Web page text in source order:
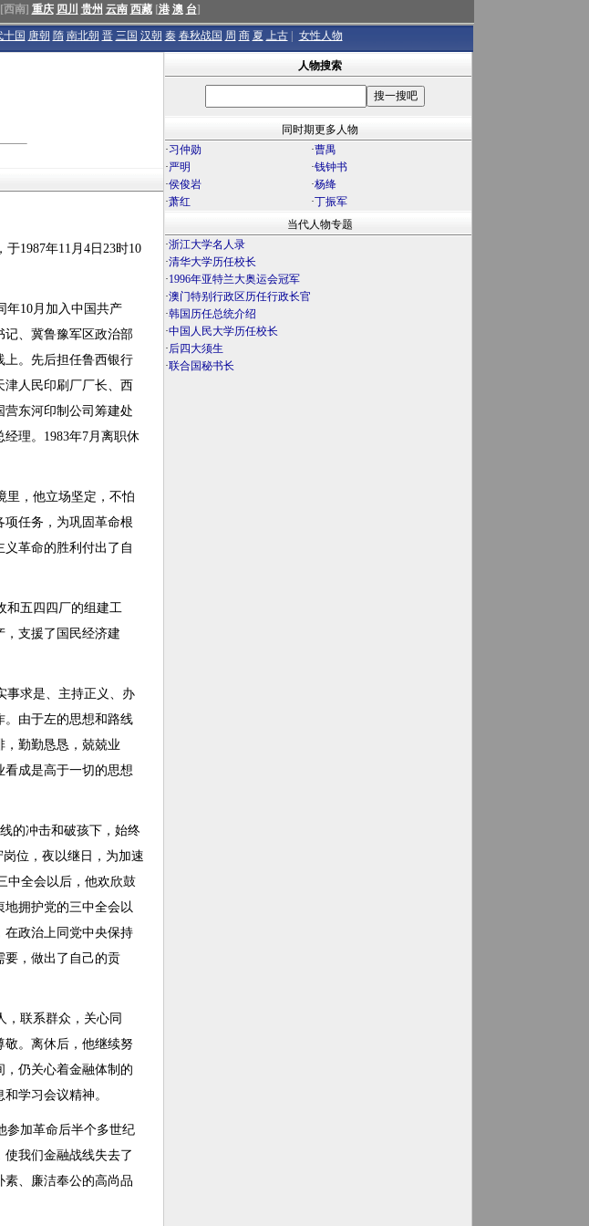
南] 重庆 四川 贵州 云南 西藏[港 澳 台]
十国 唐朝 隋 南北朝 晋 三国 汉朝 秦 春秋战国 周 商 夏 上古 女性人物
1987年11月4日23时10
年10月加入中国共产
记、冀鲁豫军区政治部
上。先后担任鲁西银行
人民印刷厂厂长、西
东河印制公司筹建处
理。1983年7月离职休
里，他立场坚定，不怕
任务，为巩固革命根
革命的胜利付出了自
和五四四厂的组建工
，支援了国民经济建
事求是、主持正义、办
。由于左的思想和路线
，勤勤恳恳，兢兢业
成是高于一切的思想
的冲击和破孩下，始终
位，夜以继日，为加速
中全会以后，他欢欣鼓
拥护党的三中全会以
在政治上同党中央保持
要，做出了自己的贡
，联系群众，关心同
敬。离休后，他继续努
仍关心着金融体制的
学习会议精神。
参加革命后半个多世纪
我们金融战线失去了
、廉洁奉公的高尚品
人物搜索
同时期更多人物
·习仲勋 ·曹禺
·严明 ·钱钟书
·侯俊岩 ·杨绛
·萧红 ·丁振军
当代人物专题
·浙江大学名人录
·清华大学历任校长
·1996年亚特兰大奥运会冠军
·澳门特别行政区历任行政长官
·韩国历任总统介绍
·中国人民大学历任校长
·后四大须生
·联合国秘书长